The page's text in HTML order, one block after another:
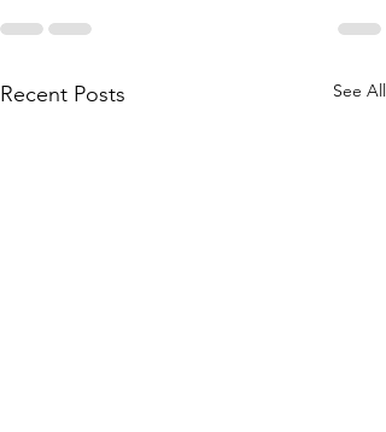
Recent Posts See All